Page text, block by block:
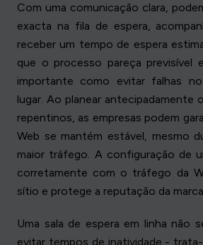
Com uma comunicação clara,
exacta na fila de espera,
receber um tempo de espera
que o processo pareça
importante como evitar falhas
lugar. Ao planear antecipadamente
repentinos, as empresas podem
Web se mantém estável, mesmo
maior tráfego. A configuração de
corretamente com o tráfego da
sítio e protege a reputação da
Uma sala de espera em linha não
evitar tempos de inatividade -